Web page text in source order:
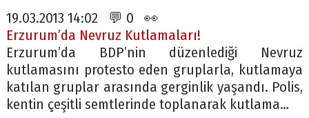
19.03.2013 14:02 💬 0 👀
Erzurum’da Nevruz Kutlamaları!
Erzurum’da BDP’nin düzenlediği Nevruz
kutlamasını protesto eden gruplarla, kutlamaya
katılan gruplar arasında gerginlik yaşandı. Polis,
kentin çeşitli semtlerinde toplanarak kutlama…